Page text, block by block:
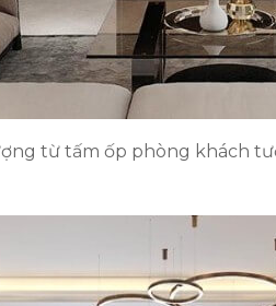
từ tấm ốp phòng khách